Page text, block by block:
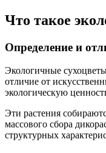
Что такое
Определение и
Экологичные
отличие от
экологическую
Эти растения
массового сбора
структурных